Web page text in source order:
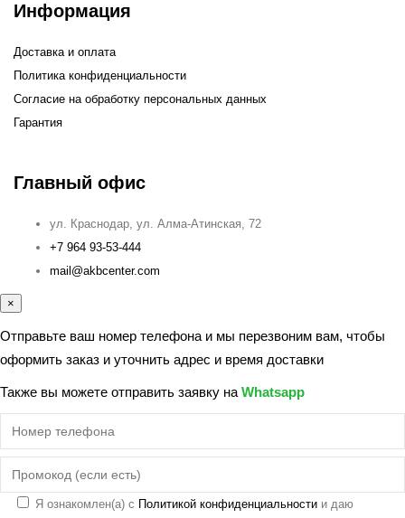
Информация
Доставка и оплата
Политика конфиденциальности
Согласие на обработку персональных данных
Гарантия
Главный офис
ул. Краснодар, ул. Алма-Атинская, 72
+7 964 93-53-444
mail@akbcenter.com
×
Отправьте ваш номер телефона и мы перезвоним вам, чтобы
оформить заказ и уточнить адрес и время доставки
Также вы можете отправить заявку наWhatsapp
Я ознакомлен(а) с Политикой конфиденциальности и даю